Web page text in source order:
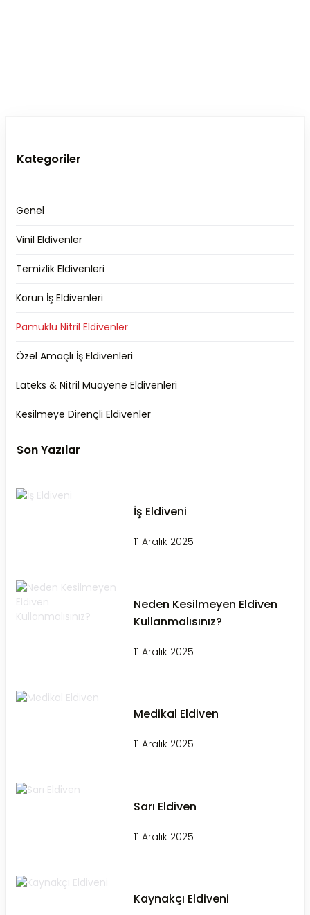
Kategoriler
Genel
Vinil Eldivenler
Temizlik Eldivenleri
Korun İş Eldivenleri
Pamuklu Nitril Eldivenler
Özel Amaçlı İş Eldivenleri
Lateks & Nitril Muayene Eldivenleri
Kesilmeye Dirençli Eldivenler
Son Yazılar
İş Eldiveni
11 Aralık 2025
Neden Kesilmeyen Eldiven
Kullanmalısınız?
11 Aralık 2025
Medikal Eldiven
11 Aralık 2025
Sarı Eldiven
11 Aralık 2025
Kaynakçı Eldiveni